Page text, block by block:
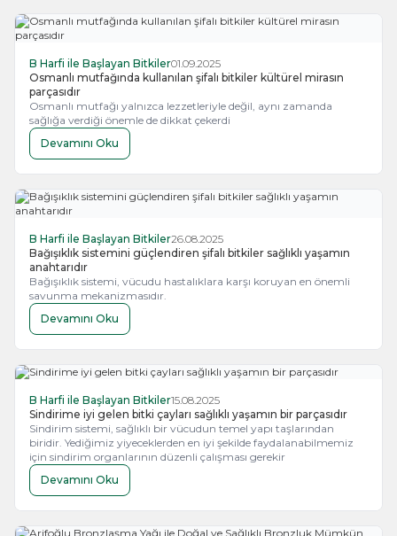
B Harfi ile Başlayan Bitkiler01.09.2025
Osmanlı mutfağında kullanılan şifalı bitkiler kültürel mirasın
parçasıdır
Osmanlı mutfağı yalnızca lezzetleriyle değil, aynı zamanda
sağlığa verdiği önemle de dikkat çekerdi
Devamını Oku
B Harfi ile Başlayan Bitkiler26.08.2025
Bağışıklık sistemini güçlendiren şifalı bitkiler sağlıklı yaşamın
anahtarıdır
Bağışıklık sistemi, vücudu hastalıklara karşı koruyan en önemli
savunma mekanizmasıdır.
Devamını Oku
B Harfi ile Başlayan Bitkiler15.08.2025
Sindirime iyi gelen bitki çayları sağlıklı yaşamın bir parçasıdır
Sindirim sistemi, sağlıklı bir vücudun temel yapı taşlarından
biridir. Yediğimiz yiyeceklerden en iyi şekilde faydalanabilmemiz
için sindirim organlarının düzenli çalışması gerekir
Devamını Oku